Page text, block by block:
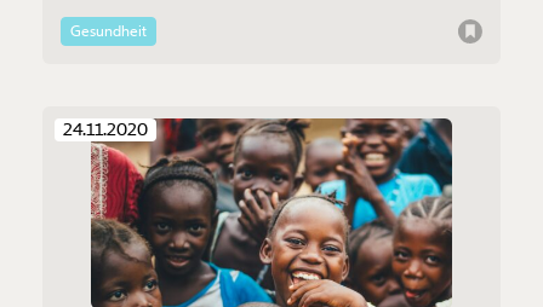
Gesundheit
24.11.2020